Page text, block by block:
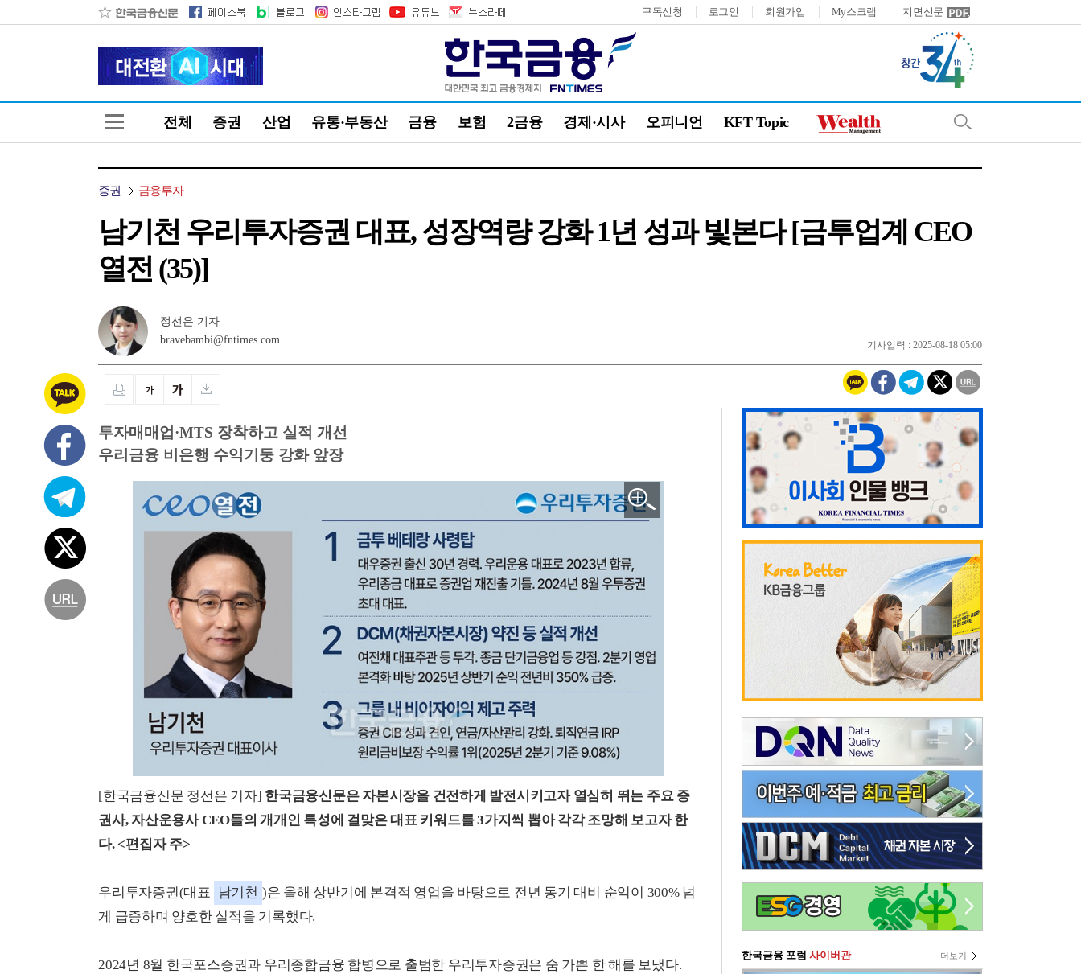
구독신청 로그인 회원가입 My스크랩 지면신문
전체 증권 산업 유통·부동산 금융 보험 2금융 경제·시사 오피니언 KFT Topic
증권 금융투자
남기천 우리투자증권 대표, 성장역량 강화 1년 성과 빛본다 [금투업계 CEO
열전 (35)]
정선은 기자
bravebambi@fntimes.com
기사입력 : 2025-08-18 05:00
투자매매업·MTS 장착하고 실적 개선
우리금융 비은행 수익기둥 강화 앞장
[한국금융신문 정선은 기자] 한국금융신문은 자본시장을 건전하게 발전시키고자 열심히 뛰는 주요 증
권사, 자산운용사 CEO들의 개개인 특성에 걸맞은 대표 키워드를 3가지씩 뽑아 각각 조망해 보고자 한
다. <편집자 주>
우리투자증권(대표 남기천 )은 올해 상반기에 본격적 영업을 바탕으로 전년 동기 대비 순익이 300% 넘
게 급증하며 양호한 실적을 기록했다.
2024년 8월 한국포스증권과 우리종합금융 합병으로 출범한 우리투자증권은 숨 가쁜 한 해를 보냈다.
한국금융 포럼 사이버관 더보기